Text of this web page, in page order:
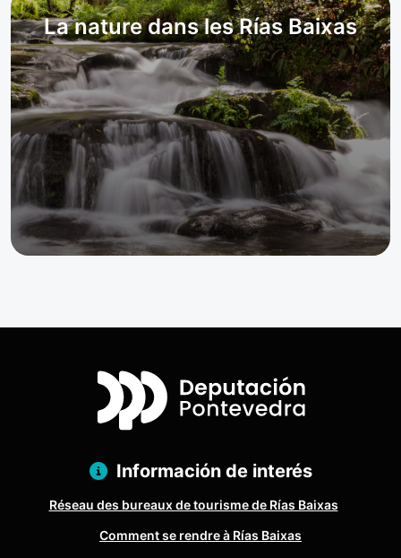
La nature dans les Rías Baixas
Información de interés
Réseau des bureaux de tourisme de Rías Baixas
Comment se rendre à Rías Baixas